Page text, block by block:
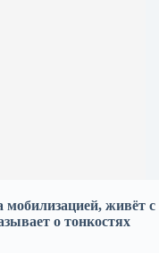
мобилизацией, живёт с
о тонкостях